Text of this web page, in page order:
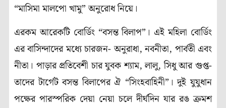
“মাসিমা মালপো খামু” অনুরোধ নিয়ে।
এরকম আরেকটি বোর্ডিং “বসন্ত বিলাপ”। এই মহিলা বোর্ডিং
এর বাসিন্দাদের মধ্যে চারজন- অনুরাধা, নবনীতা, পার্বতী এবং
নীতা। পাড়ার প্রতিবেশী চার যুবক শ্যাম, লালু, সিধু আর গুপ্ত-
তাদের টার্গেট বসন্ত বিলাপের ঐ “সিংহবাহিনী”। দুই যুযুধান
পক্ষের পারস্পরিক দেয়া নেয়া চলে দীর্ঘদিন যার রঙ ক্রমশ